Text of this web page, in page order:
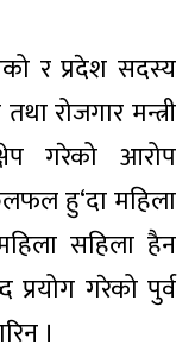
र प्रदेश सदस्य
रोजगार मन्त्री
गरेको आरोप
हु‘दा महिला
सहिला हैन
गरेको पुर्व
।